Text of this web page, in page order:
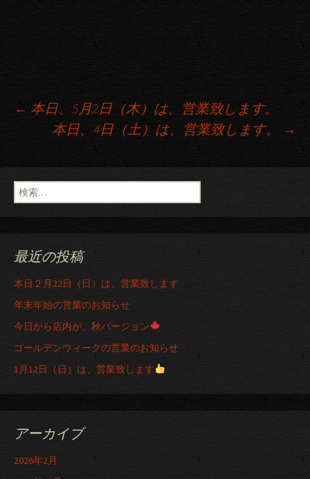
投稿ナビゲーション
← 本日、5月2日（木）は、営業致します。
本日、4日（土）は、営業致します。
→
検索:
最近の投稿
本日２月22日（日）は、営業致します
年末年始の営業のお知らせ
今日から店内が、秋バージョン
ゴールデンウィークの営業のお知らせ
1月12日（日）は、営業致します
アーカイブ
2026年2月